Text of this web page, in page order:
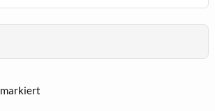
markiert